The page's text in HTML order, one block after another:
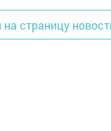
на страницу